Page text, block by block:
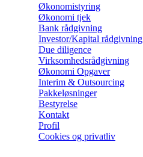
Økonomistyring
Økonomi tjek
Bank rådgivning
Investor/Kapital rådgivning
Due diligence
Virksomhedsrådgivning
Økonomi Opgaver
Interim & Outsourcing
Pakkeløsninger
Bestyrelse
Kontakt
Profil
Cookies og privatliv